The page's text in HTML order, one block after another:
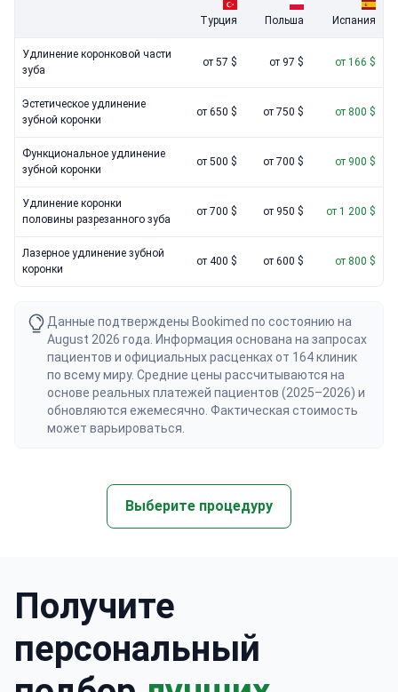
Турция Польша Испания
Удлинение коронковой части
зуба
от 57 $ от 97 $ от 166 $
Эстетическое удлинение
зубной коронки
от 650 $ от 750 $ от 800 $
Функциональное удлинение
зубной коронки
от 500 $ от 700 $ от 900 $
Удлинение коронки
половины разрезанного зуба
от 700 $ от 950 $ от 1 200 $
Лазерное удлинение зубной
коронки
от 400 $ от 600 $ от 800 $
Данные подтверждены Bookimed по состоянию на
August 2026 года. Информация основана на запросах
пациентов и официальных расценках от 164 клиник
по всему миру. Средние цены рассчитываются на
основе реальных платежей пациентов (2025–2026) и
обновляются ежемесячно. Фактическая стоимость
может варьироваться.
Выберите процедуру
Получите
персональный